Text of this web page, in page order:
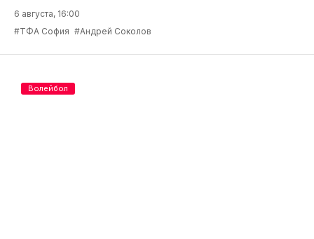
6 августа, 16:00
#ТФА София #Андрей Соколов
Волейбол